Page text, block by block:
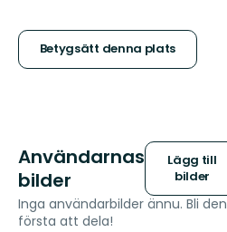
stjärnor
Betygsätt denna plats
Användarnas
bilder
Lägg till
bilder
Inga användarbilder ännu. Bli den
första att dela!